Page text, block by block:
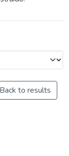
Back to results